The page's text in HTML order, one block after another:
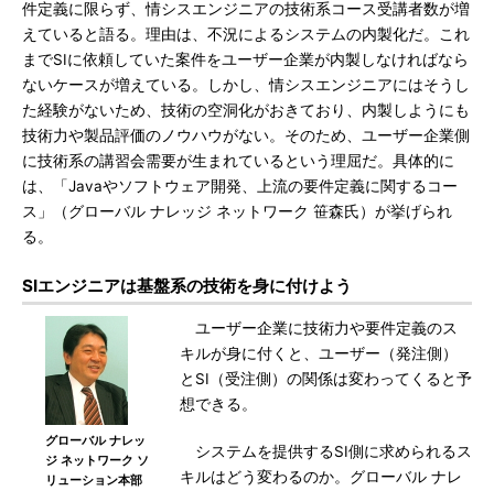
件定義に限らず、情シスエンジニアの技術系コース受講者数が増
えていると語る。理由は、不況によるシステムの内製化だ。これ
までSIに依頼していた案件をユーザー企業が内製しなければなら
ないケースが増えている。しかし、情シスエンジニアにはそうし
た経験がないため、技術の空洞化がおきており、内製しようにも
技術力や製品評価のノウハウがない。そのため、ユーザー企業側
に技術系の講習会需要が生まれているという理屈だ。具体的に
は、「Javaやソフトウェア開発、上流の要件定義に関するコー
ス」（グローバル ナレッジ ネットワーク 笹森氏）が挙げられ
る。
SIエンジニアは基盤系の技術を身に付けよう
グローバル ナレッ
ジ ネットワーク ソ
リューション本部
ユーザー企業に技術力や要件定義のス
キルが身に付くと、ユーザー（発注側）
とSI（受注側）の関係は変わってくると予
想できる。
システムを提供するSI側に求められるス
キルはどう変わるのか。グローバル ナレ